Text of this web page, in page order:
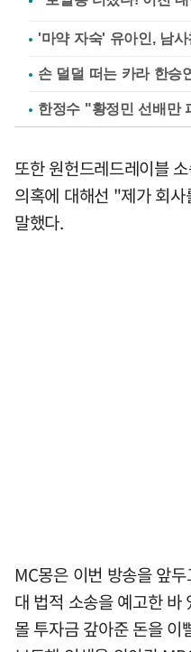
'마약 자숙' 유아인, 남
손 덜덜 떠는 카라 한승
한정수 "황정민 선배만
또한 원헌드레드레이블
의혹에 대해선 "제가 회
말했다.
MC몽은 이번 방송을 앞
대 법적 소송을 예고한
몰 투자금 갚아준 돈을 이